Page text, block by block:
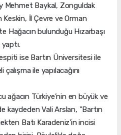
Mehmet Baykal, Zonguldak
İl Çevre ve Orman
Hağacın bulunduğu Hızarbaşı
ise Bartın Üniversitesi ile
ile yapılacağını
ağacın Türkiye’nin en büyük ve
kaydeden Vali Arslan, "Bartın
Batı Karadeniz’in incisi